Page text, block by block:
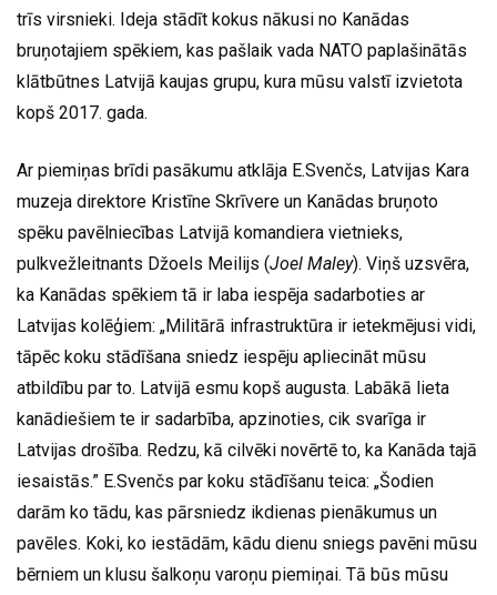
trīs virsnieki. Ideja stādīt kokus nākusi no Kanādas
bruņotajiem spēkiem, kas pašlaik vada NATO paplašinātās
klātbūtnes Latvijā kaujas grupu, kura mūsu valstī izvietota
kopš 2017. gada.
Ar piemiņas brīdi pasākumu atklāja E.Svenčs, Latvijas Kara
muzeja direktore Kristīne Skrīvere un Kanādas bruņoto
spēku pavēlniecības Latvijā komandiera vietnieks,
pulkvežleitnants Džoels Meilijs (Joel Maley). Viņš uzsvēra,
ka Kanādas spēkiem tā ir laba iespēja sadarboties ar
Latvijas kolēģiem: „Militārā infrastruktūra ir ietekmējusi vidi,
tāpēc koku stādīšana sniedz iespēju apliecināt mūsu
atbildību par to. Latvijā esmu kopš augusta. Labākā lieta
kanādiešiem te ir sadarbība, apzinoties, cik svarīga ir
Latvijas drošība. Redzu, kā cilvēki novērtē to, ka Kanāda tajā
iesaistās.” E.Svenčs par koku stādīšanu teica: „Šodien
darām ko tādu, kas pārsniedz ikdienas pienākumus un
pavēles. Koki, ko iestādām, kādu dienu sniegs pavēni mūsu
bērniem un klusu šalkoņu varoņu piemiņai. Tā būs mūsu